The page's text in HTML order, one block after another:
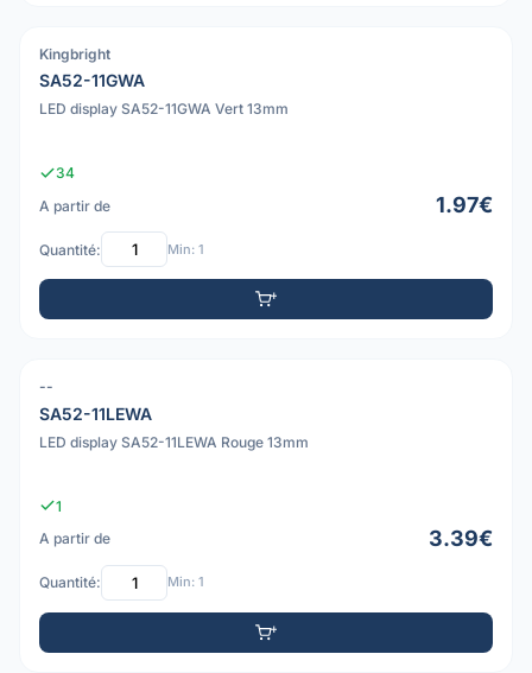
PDF
Kingbright
SA52-11GWA
LED display SA52-11GWA Vert 13mm
34
A partir de
1.97€
Quantité: Min: 1
--
SA52-11LEWA
LED display SA52-11LEWA Rouge 13mm
1
A partir de
3.39€
Quantité: Min: 1